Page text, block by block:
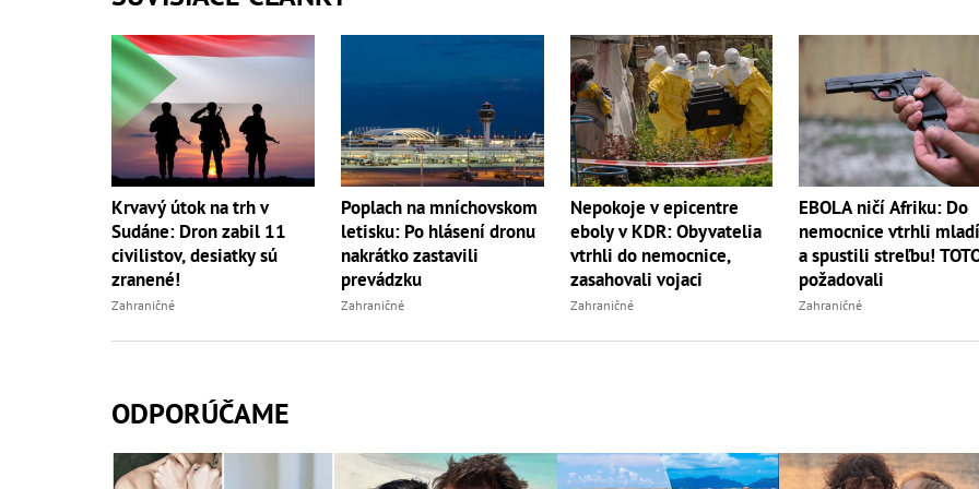
Krvavý útok na trh v
Sudáne: Dron zabil 11
civilistov, desiatky sú
zranené!
Zahraničné
Poplach na mníchovskom
letisku: Po hlásení dronu
nakrátko zastavili
prevádzku
Zahraničné
Nepokoje v epicentre
eboly v KDR: Obyvatelia
vtrhli do nemocnice,
zasahovali vojaci
Zahraničné
EBOLA ničí Afriku: Do
nemocnice vtrhli
a spustili streľbu!
požadovali
Zahraničné
ODPORÚČAME